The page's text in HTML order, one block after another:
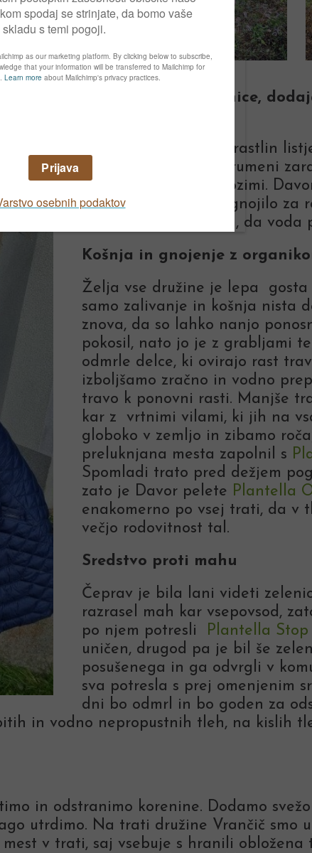
Davor, sin naše članice,
V naših krajih večini rastlin
zeleni listavec pieris rumeni
pomanjkanja vode pozimi.
Zemljo in Specialno gnojilo za
zalil, in sicer s curkom, da
Košnja in gnojenje z
Želja vse družine je lepa
samo zalivanje in košnja nista
znova, da so lahko nanjo
pokosil, nato jo je z grabljami
odmrle delce, ki ovirajo rast
izboljšamo zračno in vodno
travo k ponovni rasti. Manjše
kar z vrtnimi vilami, ki jih na
globoko v zemljo in zibamo
preluknjana mesta zapolnil s
Spomladi trato pred dežjem
zato je Davor pelete Plantella
enakomerno po vsej trati, da v
večjo rodovitnost tal.
Sredstvo proti mahu
Čeprav je bila lani videti
razrasel mah kar vsepovsod,
po njem potresli Plantella Stop
uničen, drugod pa je bil še
posušenega in ga odvrgli v
sva potresla s prej omenjenim
dni bo odmrl in bo goden za
in vodno nepropustnih tleh, na kislih
in odstranimo korenine. Dodamo
utrdimo. Na trati družine Vrančič smo
v trati, saj vsebuje s hranili obložena